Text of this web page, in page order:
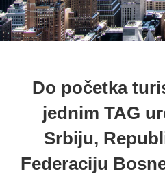
Do početka
jednim TAG
Srbiju,
Federaciju